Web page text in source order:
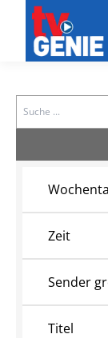
Search
Zeit
Sender
Titel